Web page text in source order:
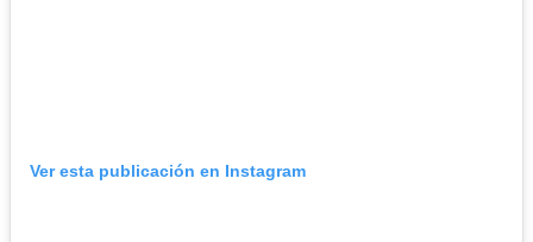
Ver esta publicación en Instagram